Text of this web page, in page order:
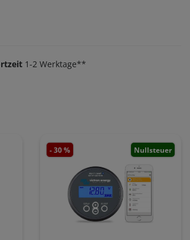
1-2 Werktage**
- 30 % Nullsteuer